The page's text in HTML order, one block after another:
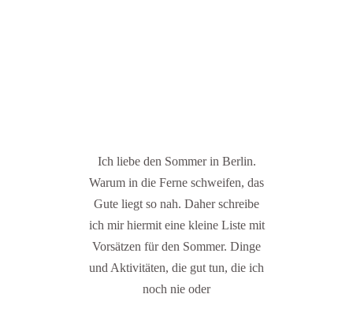
Ich liebe den Sommer in Berlin.
Warum in die Ferne schweifen, das
Gute liegt so nah. Daher schreibe
ich mir hiermit eine kleine Liste mit
Vorsätzen für den Sommer. Dinge
und Aktivitäten, die gut tun, die ich
noch nie oder